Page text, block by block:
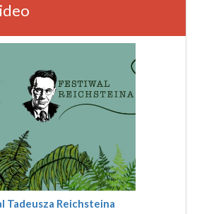
Tadeusza Reichsteina